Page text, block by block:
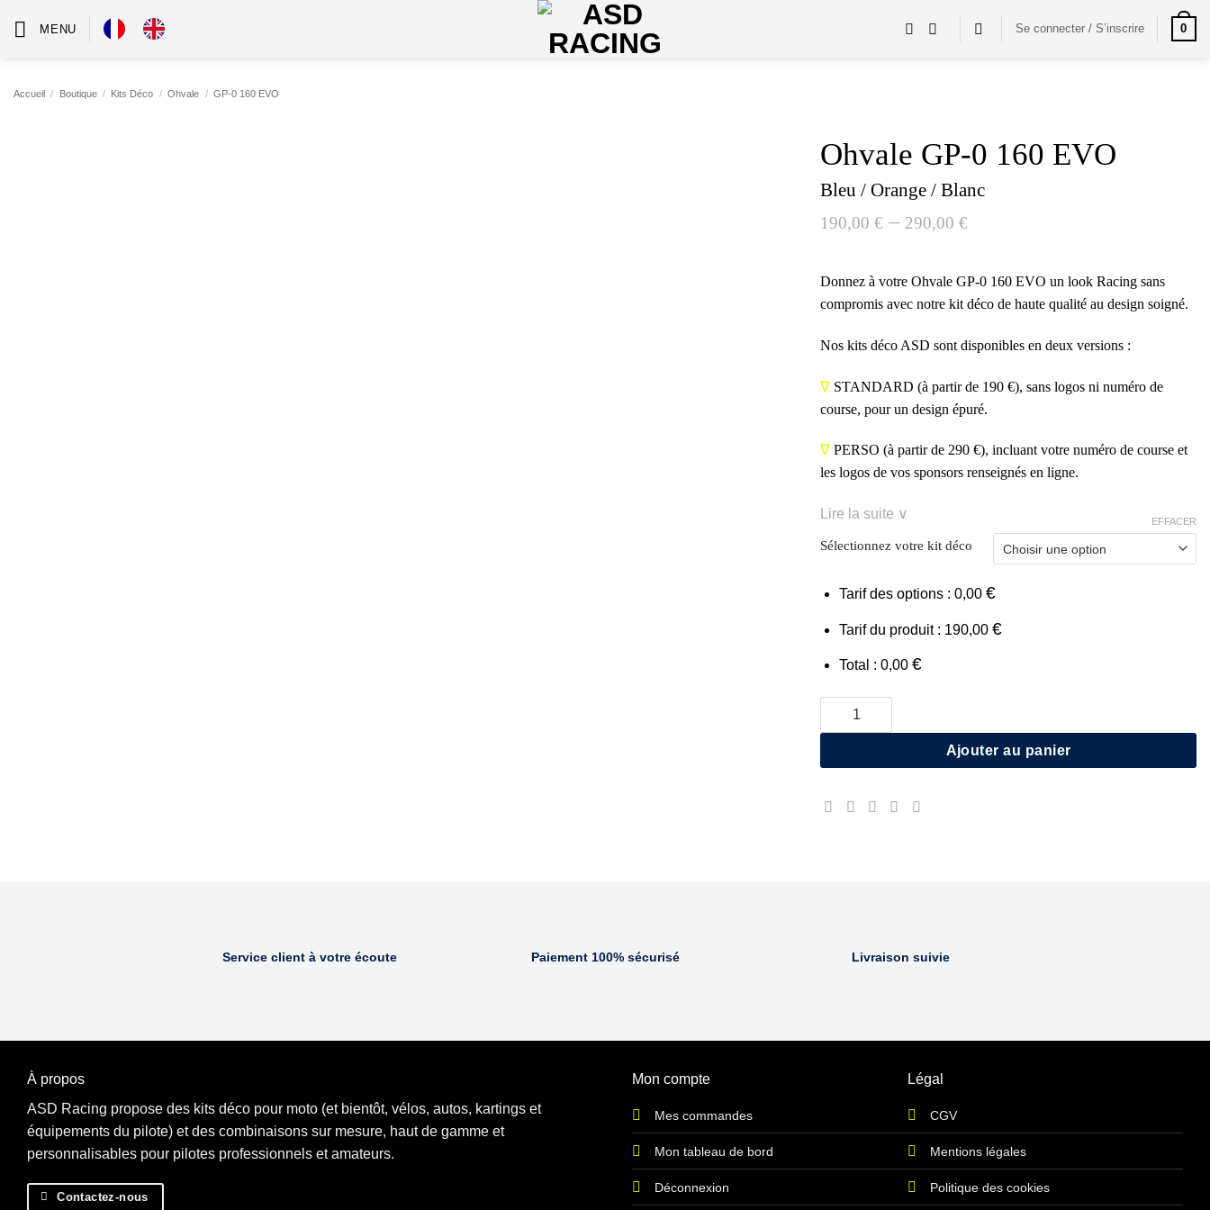
MENU Se connecter / S’inscrire 0
Accueil / Boutique / Kits Déco / Ohvale / GP-0 160 EVO
Ohvale GP-0 160 EVO
Bleu / Orange / Blanc
190,00 € – 290,00 €
Donnez à votre Ohvale GP-0 160 EVO un look Racing sans
compromis avec notre kit déco de haute qualité au design soigné.
Nos kits déco ASD sont disponibles en deux versions :
∇ STANDARD (à partir de 190 €), sans logos ni numéro de
course, pour un design épuré.
∇ PERSO (à partir de 290 €), incluant votre numéro de course et
les logos de vos sponsors renseignés en ligne.
Lire la suite ∨
Sélectionnez votre kit déco
EFFACER
Tarif des options : 0,00 €
Tarif du produit : 190,00 €
Total : 0,00 €
quantité de Ohvale GP-0 160 EVO
Ajouter au panier
Service client à votre écoute Paiement 100% sécurisé Livraison suivie
À propos
ASD Racing propose des kits déco pour moto (et bientôt, vélos, autos, kartings et
équipements du pilote) et des combinaisons sur mesure, haut de gamme et
personnalisables pour pilotes professionnels et amateurs.
Contactez-nous
Mon compte
Mes commandes
Mon tableau de bord
Déconnexion
Légal
CGV
Mentions légales
Politique des cookies